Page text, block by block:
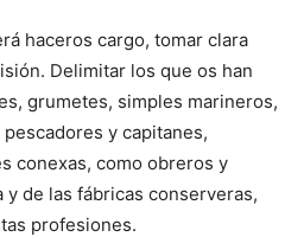
haceros cargo, tomar clara
Delimitar los que os han
grumetes, simples marineros,
y capitanes,
conexas, como obreros y
de las fábricas conserveras,
profesiones.